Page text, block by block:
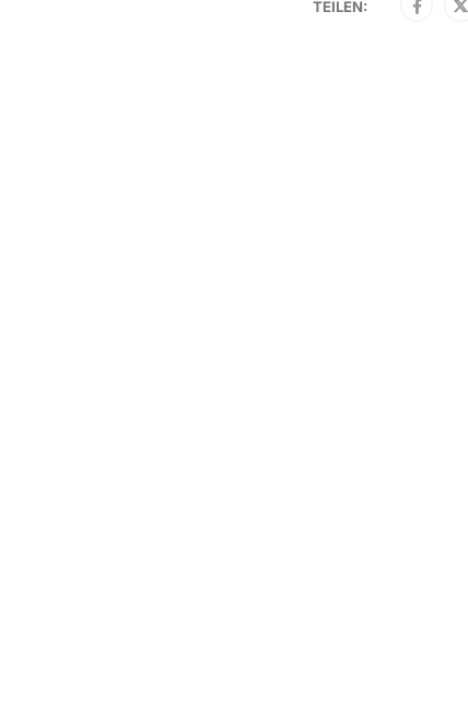
TEILEN: